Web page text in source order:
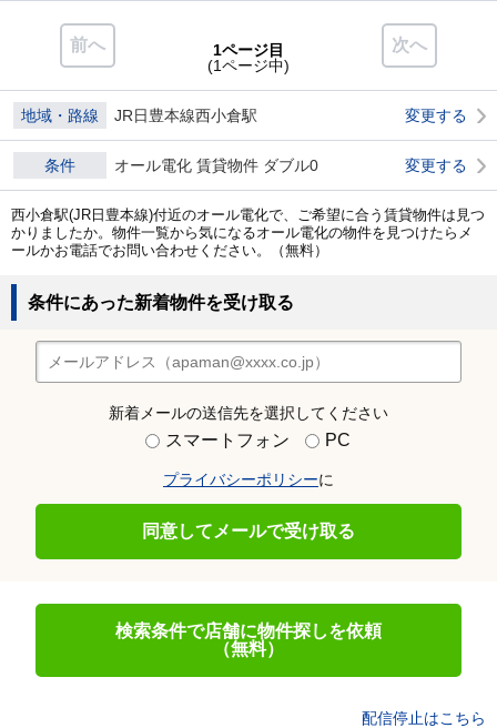
前へ 次へ
1ページ目
(1ページ中)
地域・路線 JR日豊本線西小倉駅 変更する
条件 オール電化 賃貸物件 ダブル0 変更する
西小倉駅(JR日豊本線)付近のオール電化で、ご希望に合う賃貸物件は見つ
かりましたか。物件一覧から気になるオール電化の物件を見つけたらメ
ールかお電話でお問い合わせください。（無料）
条件にあった新着物件を受け取る
新着メールの送信先を選択してください
スマートフォン PC
プライバシーポリシーに
同意してメールで受け取る
検索条件で店舗に物件探しを依頼
（無料）
配信停止はこちら